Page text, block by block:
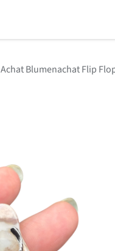
Achat Blumenachat Flip